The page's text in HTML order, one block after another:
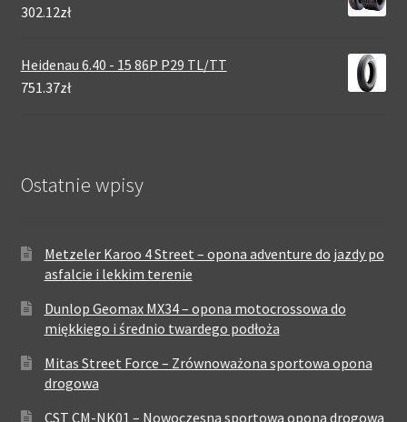
302.12zł
Heidenau 6.40 - 15 86P P29 TL/TT
751.37zł
Ostatnie wpisy
Metzeler Karoo 4 Street – opona adventure do jazdy po
asfalcie i lekkim terenie
Dunlop Geomax MX34 – opona motocrossowa do
miękkiego i średnio twardego podłoża
Mitas Street Force – Zrównoważona sportowa opona
drogowa
CST CM-NK01 – Nowoczesna sportowa opona drogowa